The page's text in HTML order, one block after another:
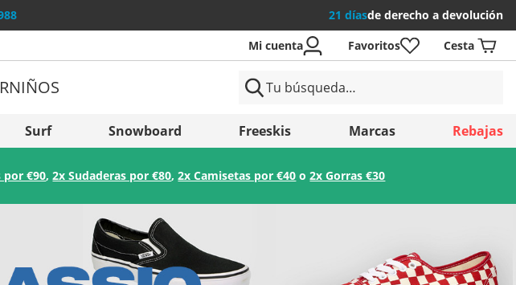
21 díasde derecho a devolución
Guardar
Mi cuenta Favoritos Cesta
NIÑOS
Surf Snowboard Freeskis Marcas Rebajas
por €90,2x Sudaderas por €80,2x Camisetas por €40 o2x Gorras €30